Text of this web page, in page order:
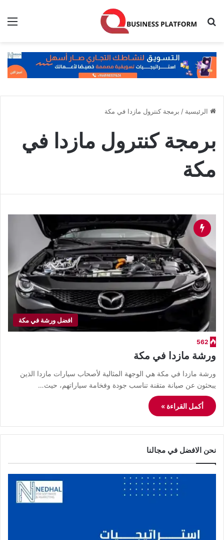
بحث عن
الرئيسية / برمجة كنترول مازدا في مكة
برمجة كنترول مازدا في
مكة
افضل ورشة في مكة
562
ورشة مازدا في مكة
ورشة مازدا في مكة هي الوجهة المثالية لأصحاب سيارات مازدا الذين
يبحثون عن صيانة متقنة تناسب جودة وفخامة سياراتهم، حيث…
أكمل القراءة »
نحن الافضل في مجالنا